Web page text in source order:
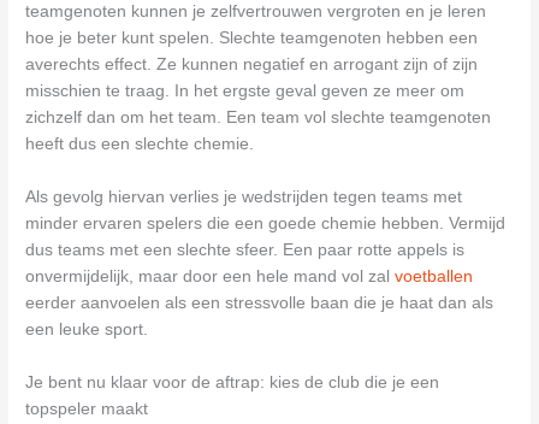
teamgenoten kunnen je zelfvertrouwen vergroten en je leren
hoe je beter kunt spelen. Slechte teamgenoten hebben een
averechts effect. Ze kunnen negatief en arrogant zijn of zijn
misschien te traag. In het ergste geval geven ze meer om
zichzelf dan om het team. Een team vol slechte teamgenoten
heeft dus een slechte chemie.
Als gevolg hiervan verlies je wedstrijden tegen teams met
minder ervaren spelers die een goede chemie hebben. Vermijd
dus teams met een slechte sfeer. Een paar rotte appels is
onvermijdelijk, maar door een hele mand vol zalvoetballen
eerder aanvoelen als een stressvolle baan die je haat dan als
een leuke sport.
Je bent nu klaar voor de aftrap: kies de club die je een
topspeler maakt